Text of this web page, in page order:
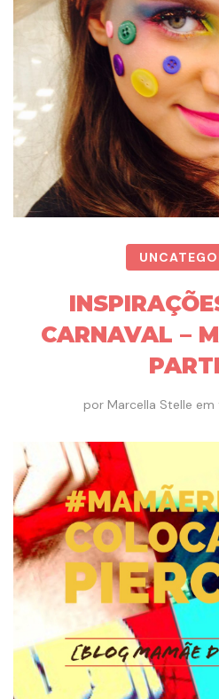
CARNAVAL –
por Marcella Stelle em